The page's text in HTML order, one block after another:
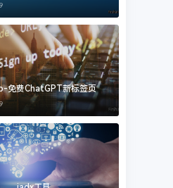
免费ChatGPT新标签页